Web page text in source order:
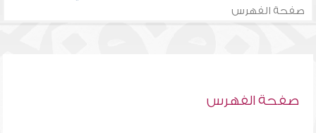
صفحة الفهرس
صفحة الفهرس